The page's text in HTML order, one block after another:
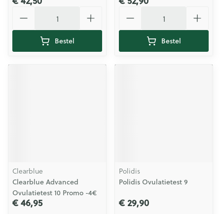
Bestel Bestel
Clearblue
Clearblue Advanced
Ovulatietest 10 Promo -4€
€ 46,95
Polidis
Polidis Ovulatietest 9
€ 29,90